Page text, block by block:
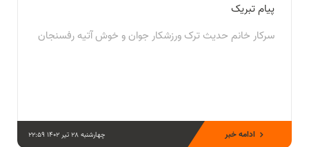
پیام تبریک
سرکار خانم حدیث ترک ورزشکار جوان و خوش آتیه رفسنجان
چهارشنبه 28 تیر 1402 22:59 ادامه خبر